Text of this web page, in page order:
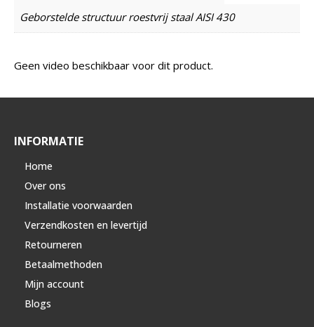
Geborstelde structuur roestvrij staal AISI 430
Geen video beschikbaar voor dit product.
INFORMATIE
Home
Over ons
Installatie voorwaarden
Verzendkosten en levertijd
Retourneren
Betaalmethoden
Mijn account
Blogs